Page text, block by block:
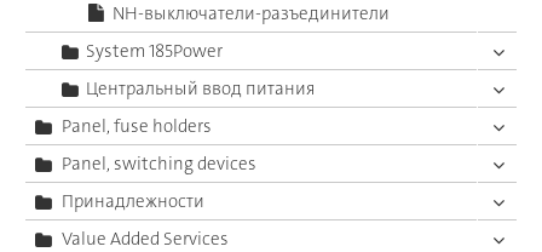
NH-выключатели-разъединители
System 185Power
Центральный ввод питания
Panel, fuse holders
Panel, switching devices
Принадлежности
Value Added Services